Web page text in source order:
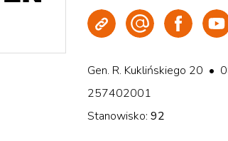
StronaWyślij
Gen. R. Kuklińskiego 20 •
257402001
Stanowisko: 92